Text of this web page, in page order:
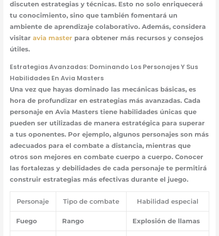
discuten estrategias y técnicas. Esto no solo enriquecerá
tu conocimiento, sino que también fomentará un
ambiente de aprendizaje colaborativo. Además, considera
visitar avia masterpara obtener más recursos y consejos
útiles.
Estrategias Avanzadas: Dominando Los Personajes Y Sus
Habilidades En Avia Masters
Una vez que hayas dominado las mecánicas básicas, es
hora de profundizar en estrategias más avanzadas. Cada
personaje en Avia Masters tiene habilidades únicas que
pueden ser utilizadas de manera estratégica para superar
a tus oponentes. Por ejemplo, algunos personajes son más
adecuados para el combate a distancia, mientras que
otros son mejores en combate cuerpo a cuerpo. Conocer
las fortalezas y debilidades de cada personaje te permitirá
construir estrategias más efectivas durante el juego.
Personaje Tipo de combate Habilidad especial
Fuego Rango Explosión de llamas